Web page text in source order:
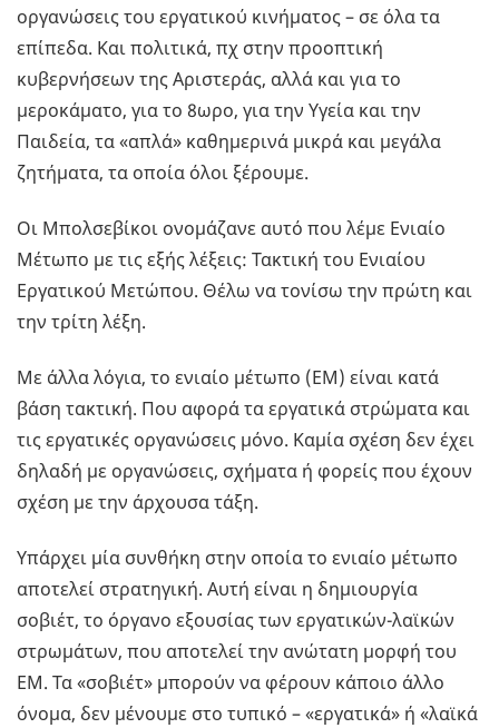
οργανώσεις του εργατικού κινήματος – σε όλα τα
επίπεδα. Και πολιτικά, πχ στην προοπτική
κυβερνήσεων της Αριστεράς, αλλά και για το
μεροκάματο, για το 8ωρο, για την Υγεία και την
Παιδεία, τα «απλά» καθημερινά μικρά και μεγάλα
ζητήματα, τα οποία όλοι ξέρουμε.
Οι Μπολσεβίκοι ονομάζανε αυτό που λέμε Ενιαίο
Μέτωπο με τις εξής λέξεις: Τακτική του Ενιαίου
Εργατικού Μετώπου. Θέλω να τονίσω την πρώτη και
την τρίτη λέξη.
Με άλλα λόγια, το ενιαίο μέτωπο (ΕΜ) είναι κατά
βάση τακτική. Που αφορά τα εργατικά στρώματα και
τις εργατικές οργανώσεις μόνο. Καμία σχέση δεν έχει
δηλαδή με οργανώσεις, σχήματα ή φορείς που έχουν
σχέση με την άρχουσα τάξη.
Υπάρχει μία συνθήκη στην οποία το ενιαίο μέτωπο
αποτελεί στρατηγική. Αυτή είναι η δημιουργία
σοβιέτ, το όργανο εξουσίας των εργατικών-λαϊκών
στρωμάτων, που αποτελεί την ανώτατη μορφή του
ΕΜ. Τα «σοβιέτ» μπορούν να φέρουν κάποιο άλλο
όνομα, δεν μένουμε στο τυπικό – «εργατικά» ή «λαϊκά